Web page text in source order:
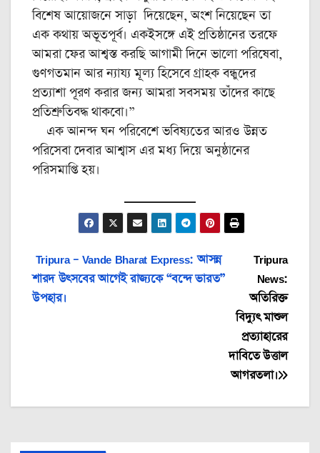
বিশেষ আয়োজনে সাড়া দিয়েছেন, অংশ নিয়েছেন তা
এক কথায় অভূতপূর্ব। একইসঙ্গে এই প্রতিষ্ঠানের তরফে
আমরা ফের আশ্বস্ত করছি আগামী দিনে ভালো পরিষেবা,
গুণগতমান আর ন্যায্য মূল্য হিসেবে গ্রাহক বন্ধুদের
প্রত্যাশা পূরণ করার জন্য আমরা সবসময় তাঁদের কাছে
প্রতিশ্রুতিবদ্ধ থাকবো।”
এক আনন্দ ঘন পরিবেশে ভবিষ্যতের আরও উন্নত
পরিসেবা দেবার আশ্বাস এর মধ্য দিয়ে অনুষ্ঠানের
পরিসমাপ্তি হয়।
Post
navigation
Tripura
News:
অতিরিক্ত
বিদ্যুৎ মাশুল
প্রত্যাহারের
দাবিতে উত্তাল
আগরতলা।
Tripura – Vande Bharat Express: আসন্ন
শারদ উৎসবের আগেই রাজ্যকে “বন্দে ভারত”
উপহার।